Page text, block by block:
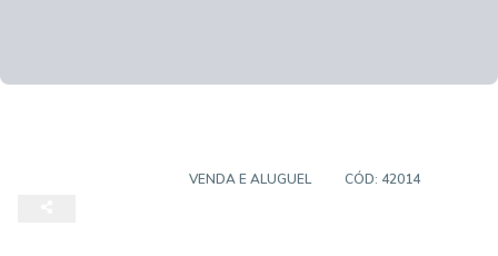
VENDA E ALUGUEL CÓD: 42014